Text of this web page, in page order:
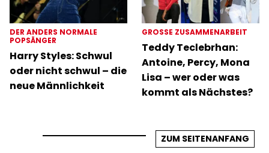
DER ANDERS NORMALE
POPSÄNGER
Harry Styles: Schwul
oder nicht schwul – die
neue Männlichkeit
GROSSE ZUSAMMENARBEIT
Teddy Teclebrhan:
Antoine, Percy, Mona
Lisa – wer oder was
kommt als Nächstes?
ZUM SEITENANFANG